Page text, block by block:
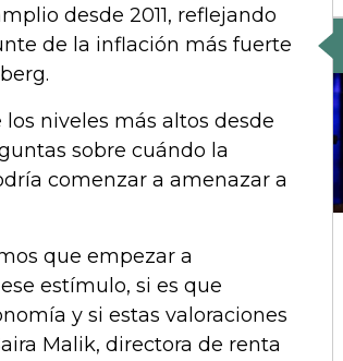
desde 2011, reflejando
de la inflación más fuerte
los niveles más altos desde
sobre cuándo la
comenzar a amenazar a
que empezar a
estímulo, si es que
y si estas valoraciones
Malik, directora de renta